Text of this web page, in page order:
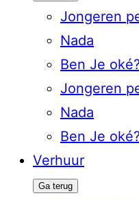
Jongeren
Nada
Ben Je oké?
Jongeren
Nada
Ben Je oké?
Verhuur
Ga terug